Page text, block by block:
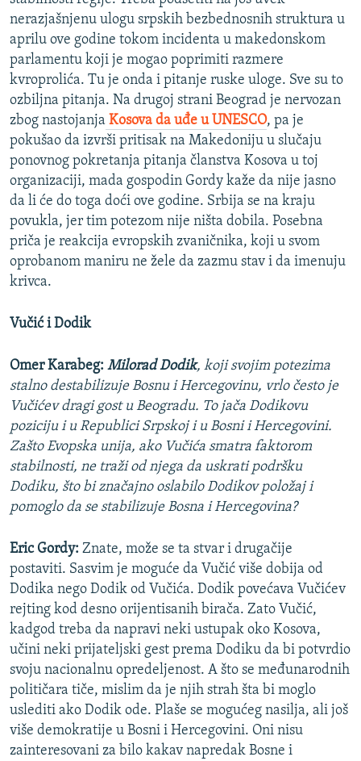
nerazjašnjenu ulogu srpskih bezbednosnih struktura u
aprilu ove godine tokom incidenta u makedonskom
parlamentu koji je mogao poprimiti razmere
kvroprolića. Tu je onda i pitanje ruske uloge. Sve su to
ozbiljna pitanja. Na drugoj strani Beograd je nervozan
zbog nastojanja Kosova da uđe u UNESCO, pa je
pokušao da izvrši pritisak na Makedoniju u slučaju
ponovnog pokretanja pitanja članstva Kosova u toj
organizaciji, mada gospodin Gordy kaže da nije jasno
da li će do toga doći ove godine. Srbija se na kraju
povukla, jer tim potezom nije ništa dobila. Posebna
priča je reakcija evropskih zvaničnika, koji u svom
oprobanom maniru ne žele da zazmu stav i da imenuju
krivca.
Vučić i Dodik
Omer Karabeg: Milorad Dodik, koji svojim potezima
stalno destabilizuje Bosnu i Hercegovinu, vrlo često je
Vučićev dragi gost u Beogradu. To jača Dodikovu
poziciju i u Republici Srpskoj i u Bosni i Hercegovini.
Zašto Evopska unija, ako Vučića smatra faktorom
stabilnosti, ne traži od njega da uskrati podršku
Dodiku, što bi značajno oslabilo Dodikov položaj i
pomoglo da se stabilizuje Bosna i Hercegovina?
Eric Gordy: Znate, može se ta stvar i drugačije
postaviti. Sasvim je moguće da Vučić više dobija od
Dodika nego Dodik od Vučića. Dodik povećava Vučićev
rejting kod desno orijentisanih birača. Zato Vučić,
kadgod treba da napravi neki ustupak oko Kosova,
učini neki prijateljski gest prema Dodiku da bi potvrdio
svoju nacionalnu opredeljenost. A što se međunarodnih
političara tiče, mislim da je njih strah šta bi moglo
uslediti ako Dodik ode. Plaše se mogućeg nasilja, ali još
više demokratije u Bosni i Hercegovini. Oni nisu
zainteresovani za bilo kakav napredak Bosne i